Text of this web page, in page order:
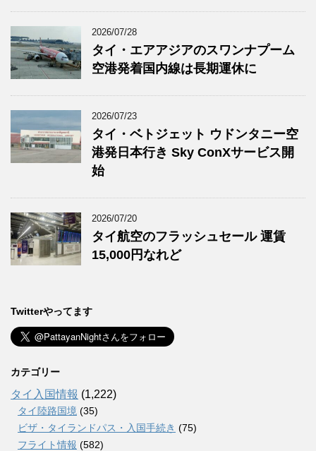
2026/07/28
タイ・エアアジアのスワンナプーム
空港発着国内線は長期運休に
2026/07/23
タイ・ベトジェット ウドンタニー空
港発日本行き Sky ConXサービス開
始
2026/07/20
タイ航空のフラッシュセール 運賃
15,000円なれど
Twitterやってます
カテゴリー
タイ入国情報 (1,222)
タイ陸路国境 (35)
ビザ・タイランドパス・入国手続き (75)
フライト情報 (582)